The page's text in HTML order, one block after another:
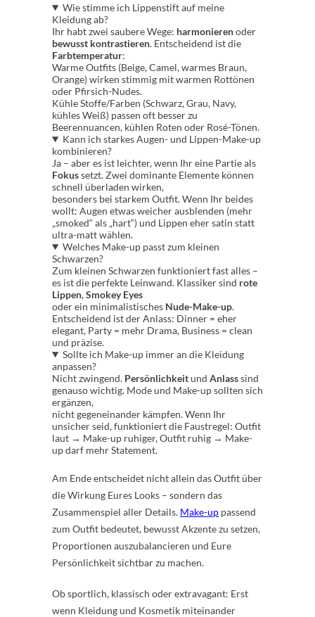
Wie stimme ich Lippenstift auf meine
Kleidung ab?
Ihr habt zwei saubere Wege: harmonierenoder
bewusst kontrastieren. Entscheidend ist die
Farbtemperatur:
Warme Outfits (Beige, Camel, warmes Braun,
Orange) wirken stimmig mit warmen Rottönen
oder Pfirsich-Nudes.
Kühle Stoffe/Farben (Schwarz, Grau, Navy,
kühles Weiß) passen oft besser zu
Beerennuancen, kühlen Roten oder Rosé-Tönen.
Kann ich starkes Augen- und Lippen-Make-up
kombinieren?
Ja – aber es ist leichter, wenn Ihr eine Partie als
Fokussetzt. Zwei dominante Elemente können
schnell überladen wirken,
besonders bei starkem Outfit. Wenn Ihr beides
wollt: Augen etwas weicher ausblenden (mehr
„smoked“ als „hart“) und Lippen eher satin statt
ultra-matt wählen.
Welches Make-up passt zum kleinen
Schwarzen?
Zum kleinen Schwarzen funktioniert fast alles –
es ist die perfekte Leinwand. Klassiker sind rote
Lippen,Smokey Eyes
oder ein minimalistisches Nude-Make-up.
Entscheidend ist der Anlass: Dinner = eher
elegant, Party = mehr Drama, Business = clean
und präzise.
Sollte ich Make-up immer an die Kleidung
anpassen?
Nicht zwingend. Persönlichkeitund Anlasssind
genauso wichtig. Mode und Make-up sollten sich
ergänzen,
nicht gegeneinander kämpfen. Wenn Ihr
unsicher seid, funktioniert die Faustregel: Outfit
laut → Make-up ruhiger, Outfit ruhig → Make-
up darf mehr Statement.
Am Ende entscheidet nicht allein das Outfit über
die Wirkung Eures Looks – sondern das
Zusammenspiel aller Details. Make-up passend
zum Outfit bedeutet, bewusst Akzente zu setzen,
Proportionen auszubalancieren und Eure
Persönlichkeit sichtbar zu machen.
Ob sportlich, klassisch oder extravagant: Erst
wenn Kleidung und Kosmetik miteinander